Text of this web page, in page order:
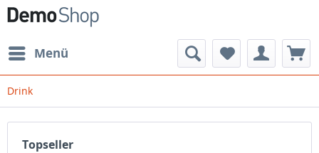
Menü
Drink
Topseller